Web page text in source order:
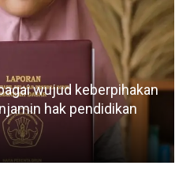
organisasi,
terus
advokasi
lintas sektor.